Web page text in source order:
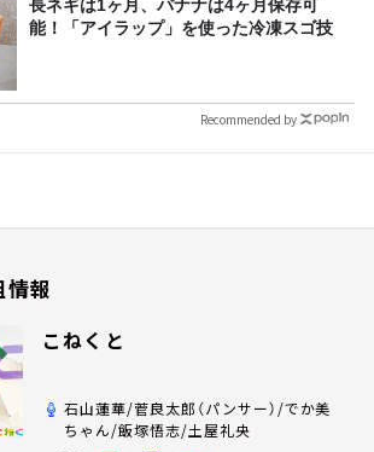
長ネギは1ヶ月、バナナは4ヶ月保存可
能！「アイラップ」を使った冷凍スゴ技
Recommended by
情報
こねくと
石山蓮華/菅良太郎（パンサー）/でか美
ちゃん/飯塚悟志/土屋礼央